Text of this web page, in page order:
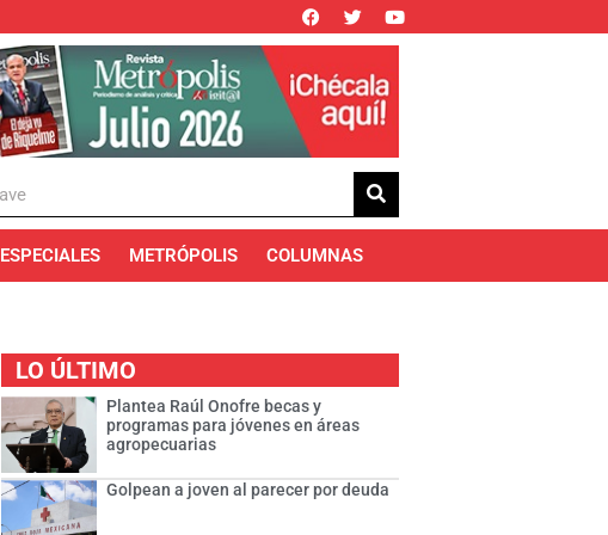
ESPECIALES METRÓPOLIS COLUMNAS
LO ÚLTIMO
Plantea Raúl Onofre becas y
programas para jóvenes en áreas
agropecuarias
Golpean a joven al parecer por deuda